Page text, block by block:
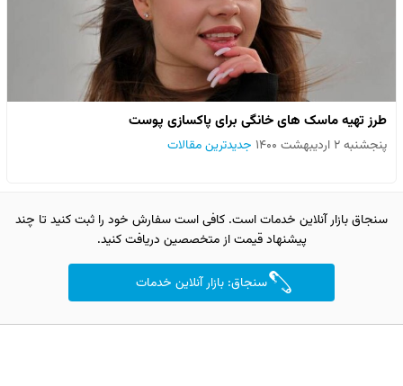
طرز تهیه ماسک های خانگی برای پاکسازی پوست
پنجشنبه ۲ اردیبهشت ۱۴۰۰ جدیدترین مقالات
سنجاق بازار آنلاین خدمات است. کافی است سفارش خود را ثبت کنید تا چند
پیشنهاد قیمت از متخصصین دریافت کنید.
سنجاق: بازار آنلاین خدمات